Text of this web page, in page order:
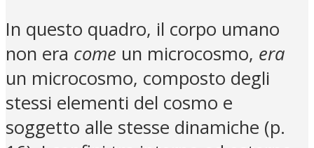
In questo quadro, il corpo umano
non era come un microcosmo, era
un microcosmo, composto degli
stessi elementi del cosmo e
soggetto alle stesse dinamiche (p.